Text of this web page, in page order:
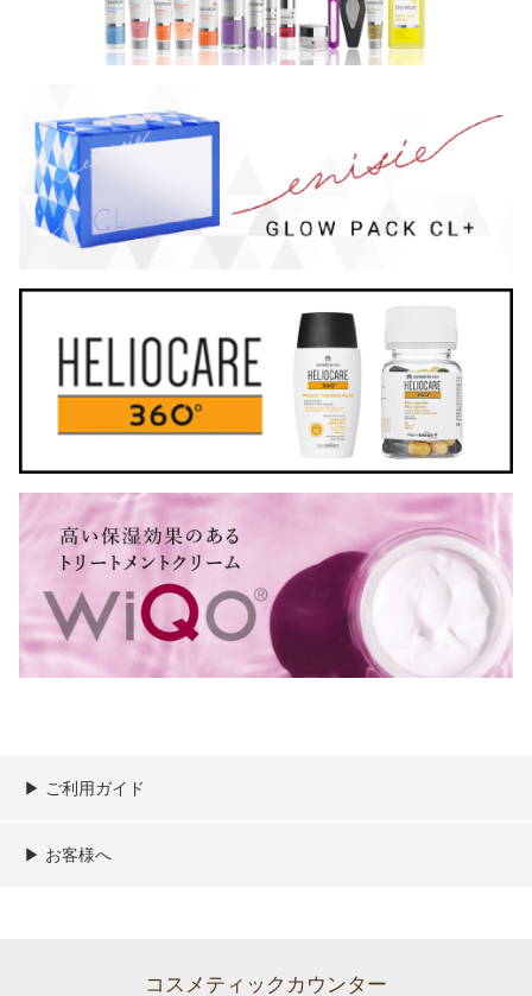
▶︎ ご利用ガイド
ご利用ガイド
決済／配送／送料について
取り扱い商品一覧
顧客情報の取扱について
特定商取引法の表記
▶︎ お客様へ
コスメティックカウンター